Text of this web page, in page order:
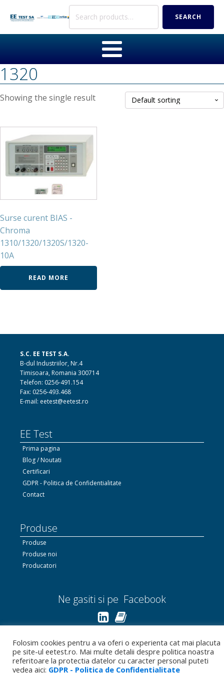
Search
SEARCH
1320
Showing the single result
Surse curent BIAS -
Chroma
1310/1320/1320S/1320-
10A
READ MORE
S.C. EE TEST S.A.
B-dul Industriilor, Nr.4
Timisoara, Romania 300714
Telefon: 0256-491.154
Fax: 0256-493.468
E-mail: eetest@eetest.ro
EE Test
Prima pagina
Blog / Noutati
Certificari
GDPR - Politica de Confidentialitate
Contact
Produse
Produse
Produse noi
Producatori
Ne gasiti si pe Facebook
Linkedin.com
Bizoo.ro
Folosim cookies pentru a va oferi o experienta cat mai placuta
pe site-ul eetest.ro. Mai multe detalii despre politica noastra
referitoare la protectia datelor cu caracter personal puteti
vedea aici: GDPR - Politica de Confidentialitate